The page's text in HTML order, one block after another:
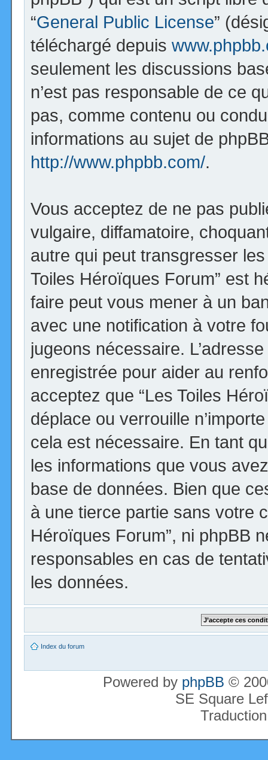
“General Public License”
téléchargé depuis
seulement les discussions
n’est pas responsable de ce
pas, comme contenu ou
informations au sujet de
http://www.phpbb.com/.
Vous acceptez de ne pas
vulgaire, diffamatoire,
autre qui peut transgresser
Toiles Héroïques Forum” est
faire peut vous mener à un
avec une notification à votre
jugeons nécessaire.
enregistrée pour aider au
acceptez que “Les Toiles
déplace ou verrouille
cela est nécessaire. En tant
les informations que vous
base de données. Bien que
à une tierce partie sans votre
Héroïques Forum”, ni phpBB
responsables en cas de
les données.
Index du forum
Powered by phpBB ©
SE Square